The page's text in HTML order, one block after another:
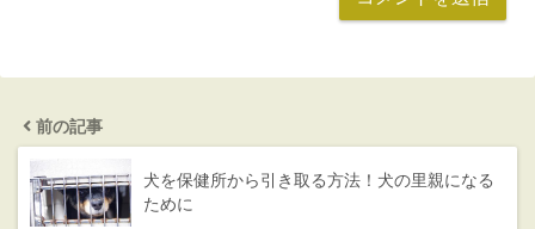
前の記事
犬を保健所から引き取る方法！犬の里親になる
ために